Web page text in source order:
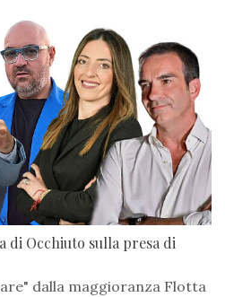
di Occhiuto sulla presa di
dalla maggioranza Flotta